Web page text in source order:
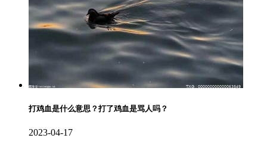
打鸡血是什么意思？打了鸡血是骂人吗？
2023-04-17